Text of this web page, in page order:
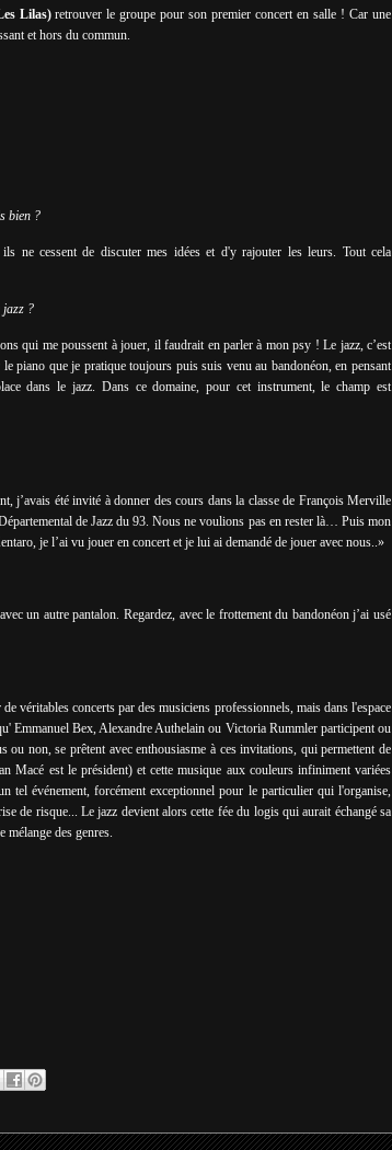
Lilas)retrouver le groupe pour son premier concert en salle ! Car une
et hors du commun.
bien ?
ne cessent de discuter mes idées et d'y rajouter les leurs. Tout cela
jazz ?
qui me poussent à jouer, il faudrait en parler à mon psy ! Le jazz, c’est
piano que je pratique toujours puis suis venu au bandonéon, en pensant
dans le jazz. Dans ce domaine, pour cet instrument, le champ est
j’avais été invité à donner des cours dans la classe de François Merville
de Jazz du 93. Nous ne voulions pas en rester là… Puis mon
je l’ai vu jouer en concert et je lui ai demandé de jouer avec nous.. »
un autre pantalon. Regardez, avec le frottement du bandonéon j’ai usé
véritables concerts par des musiciens professionnels, mais dans l'espace
Emmanuel Bex, Alexandre Authelain ou Victoria Rummler participent ou
non, se prêtent avec enthousiasme à ces invitations, qui permettent de
Macé est le président) et cette musique aux couleurs infiniment variées
tel événement, forcément exceptionnel pour le particulier qui l'organise,
de risque... Le jazz devient alors cette fée du logis qui aurait échangé sa
des genres.